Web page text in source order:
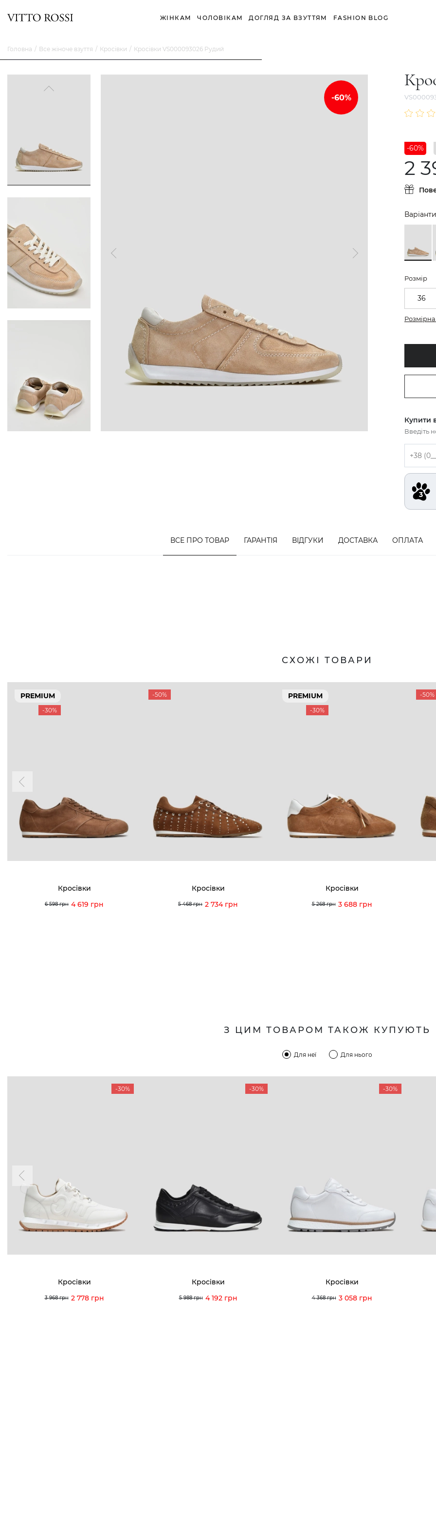
ЖІНКАМ ЧОЛОВІКАМ ДОГЛЯД ЗА ВЗУТТЯМ FASHION BLOG
Головна Все жіноче взуття Кросівки Кросівки VS000093026 Рудий
-60%
2
Розмір
36
Розмірна
Купити
Введіть
ВСЕ ПРО ТОВАР ГАРАНТІЯ ВІДГУКИ ДОСТАВКА ОПЛАТА
СХОЖІ ТОВАРИ
PREMIUM
-30%
Кросівки
6 598 грн 4 619 грн
-50%
Кросівки
5 468 грн 2 734 грн
PREMIUM
-30%
Кросівки
5 268 грн 3 688 грн
-50%
З ЦИМ ТОВАРОМ ТАКОЖ КУПУЮТЬ
Для неї Для нього
-30%
Кросівки
3 968 грн 2 778 грн
-30%
Кросівки
5 988 грн 4 192 грн
-30%
Кросівки
4 368 грн 3 058 грн
Для неї Для нього
0 (933) 35-59-12
0 (973) 89-43-98
Viber
Вакансії та Робота
Наші магазини